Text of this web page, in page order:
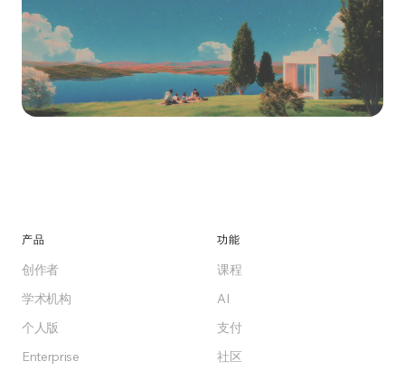
所在行业应有的培训平台。
免费开始
Free计划永久免费
产品
创作者
学术机构
个人版
Enterprise
功能
课程
AI
支付
社区